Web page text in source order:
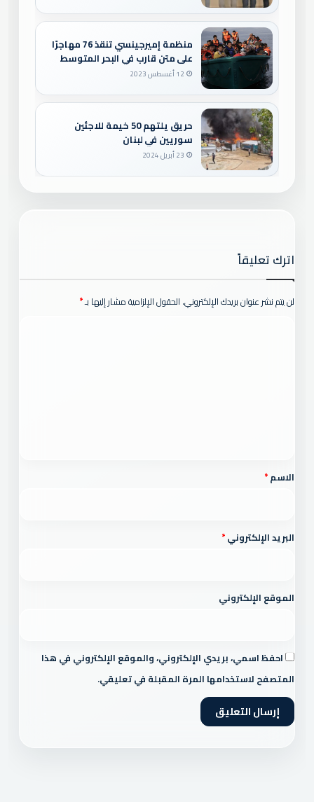
منظمة إميرجينسي تنقذ 76 مهاجرًا
على متن قارب في البحر المتوسط
متجهين إلى نابولي
12 أغسطس 2023
حريق يلتهم 50 خيمة للاجئين
سوريين في لبنان
23 أبريل 2024
اترك تعليقاً
لن يتم نشر عنوان بريدك الإلكتروني. الحقول الإلزامية مشار إليها بـ*
*الاسم*
البريد الإلكتروني*
الموقع الإلكتروني
احفظ اسمي، بريدي الإلكتروني، والموقع الإلكتروني في هذا
المتصفح لاستخدامها المرة المقبلة في تعليقي.